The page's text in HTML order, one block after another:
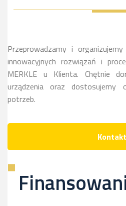
sie
Przeprowadzamy i
innowacyjnych rozwiązań i
MERKLE u Klienta. Chętnie
urządzenia oraz dostosujemy
potrzeb.
Kontakt